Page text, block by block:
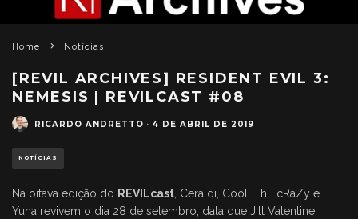
Home Notícias
[REVIL ARCHIVES] RESIDENT EVIL 3:
NEMESIS | REVILCAST #08
RICARDO ANDRETTO · 4 DE ABRIL DE 2019
NOTÍCIAS
Na oitava edição do REVILcast, Ceraldi, Cool, ThE cRaZy e
Yuna revivem o dia 28 de setembro, data que Jill Valentine